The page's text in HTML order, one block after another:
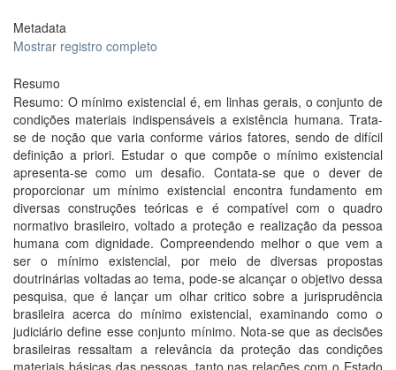
Metadata
Mostrar registro completo
Resumo
Resumo: O mínimo existencial é, em linhas gerais, o conjunto de
condições materiais indispensáveis a existência humana. Trata-
se de noção que varia conforme vários fatores, sendo de difícil
definição a priori. Estudar o que compõe o mínimo existencial
apresenta-se como um desafio. Contata-se que o dever de
proporcionar um mínimo existencial encontra fundamento em
diversas construções teóricas e é compatível com o quadro
normativo brasileiro, voltado a proteção e realização da pessoa
humana com dignidade. Compreendendo melhor o que vem a
ser o mínimo existencial, por meio de diversas propostas
doutrinárias voltadas ao tema, pode-se alcançar o objetivo dessa
pesquisa, que é lançar um olhar critico sobre a jurisprudência
brasileira acerca do mínimo existencial, examinando como o
judiciário define esse conjunto mínimo. Nota-se que as decisões
brasileiras ressaltam a relevância da proteção das condições
materiais básicas das pessoas, tanto nas relações com o Estado